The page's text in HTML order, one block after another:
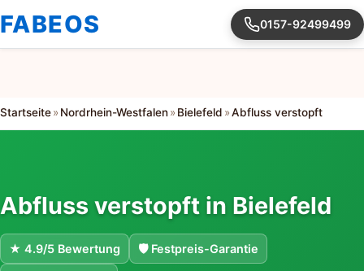
FABEOS 0157-92499499
Startseite» Nordrhein-Westfalen» Bielefeld »Abfluss verstopft
Abfluss verstopft in Bielefeld
★ 4.9/5 Bewertung 🛡 Festpreis-Garantie